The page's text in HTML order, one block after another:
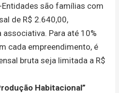
são famílias com
de R$ 2.640,00,
Para até 10%
cada empreendimento, é
bruta seja limitada a R$
Habitacional”